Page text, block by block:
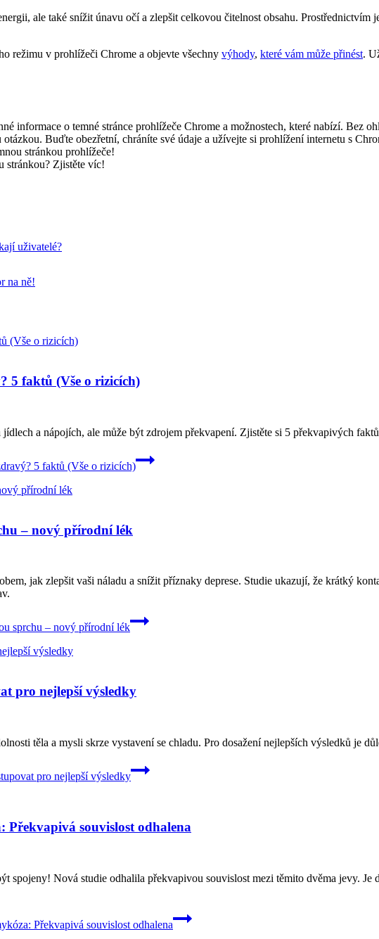
ale také snížit únavu očí a zlepšit celkovou čitelnost obsahu.
režimu v prohlížeči Chrome a objevte všechny výhody, které vám může přinést.
informace o temné stránce prohlížeče Chrome a možnostech, které nabízí. Bez
otázkou. Buďte obezřetní, chráníte své údaje a užívejte si prohlížení internetu s
stránkou prohlížeče!
uživatelé?
na ně!
5 faktů (Vše o rizicích)
a nápojích, ale může být zdrojem překvapení. Zjistěte si 5 překvapivých
5 faktů (Vše o rizicích)
– nový přírodní lék
jak zlepšit vaši náladu a snížit příznaky deprese. Studie ukazují, že krátký
sprchu – nový přírodní lék
pro nejlepší výsledky
těla a mysli skrze vystavení se chladu. Pro dosažení nejlepších výsledků je
pro nejlepší výsledky
souvislost odhalena
spojeny! Nová studie odhalila překvapivou souvislost mezi těmito dvěma jevy.
Překvapivá souvislost odhalena